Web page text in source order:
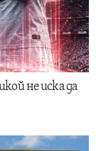
не иска да